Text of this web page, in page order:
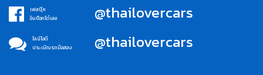
เฟสบุ๊ค
อินบ็อกได้เลย
@thailovercars
ไลน์ไอดี
ประเมิณรถมือสอง
@thailovercars